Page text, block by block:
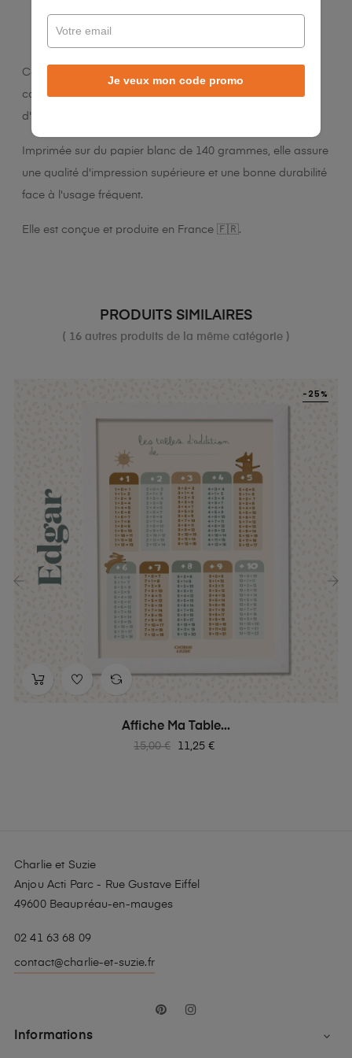
Cette affiche de 30 x 40 cm convient à différents espaces
comme la maison, les salles de classe ou les zones
d'apprentissage.
Imprimée sur du papier blanc de 140 grammes, elle assure
une qualité d'impression supérieure et une bonne durabilité
face à l'usage fréquent.
Elle est conçue et produite en France 🇫🇷.
PRODUITS SIMILAIRES
( 16 autres produits de la même catégorie )
Affiche Ma Table...
Prix
15,00 €
-25%
Prix
11,25 €
Charlie et Suzie
Anjou Acti Parc - Rue Gustave Eiffel
49600 Beaupréau-en-mauges
02 41 63 68 09
contact@charlie-et-suzie.fr
Pinterest
Informations 
Je veux mon code promo